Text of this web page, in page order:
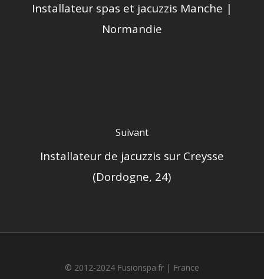
Installateur spas et jacuzzis Manche |
Normandie
Suivant
Installateur de jacuzzis sur Creysse
(Dordogne, 24)
© 2012-2024 Fusionspa.fr | France